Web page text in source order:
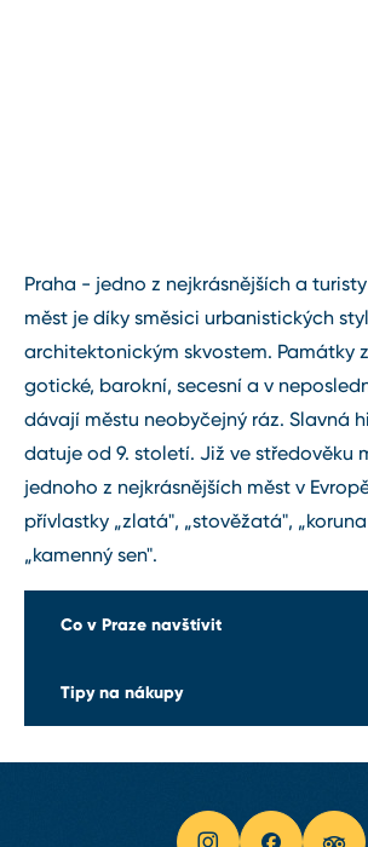
Praha ⁠-⁠ jedno z nejkrásnějších a
měst je díky směsici urbanistických
architektonickým skvostem. Památky
gotické, barokní, secesní a v
dávají městu neobyčejný ráz. Slavná
datuje od 9. století. Již ve středověku
jednoho z nejkrásnějších měst v
přívlastky „zlatá", „stověžatá",
„kamenný sen".
Co v Praze navštívit
areál Pražského hradu
Karlův most
Staroměstské náměstí s 600 let
Prašná brána a Obecní dům
Tipy na nákupy
Palladium na Náměstí Republiky
Obchodní centrum Nový Smíchov